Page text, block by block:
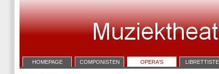
HOMEPAGE COMPONISTEN OPERA'S